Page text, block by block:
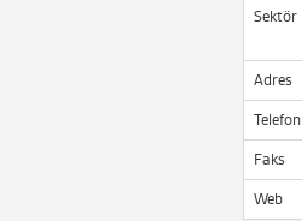
Sektör
Adres
Telefon
Faks
Web